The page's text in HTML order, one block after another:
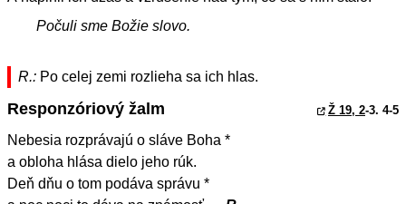
Počuli sme Božie slovo.
R.: Po celej zemi rozlieha sa ich hlas.
Responzóriový žalm Ž 19, 2-3. 4-5
Nebesia rozprávajú o sláve Boha *
a obloha hlása dielo jeho rúk.
Deň dňu o tom podáva správu *